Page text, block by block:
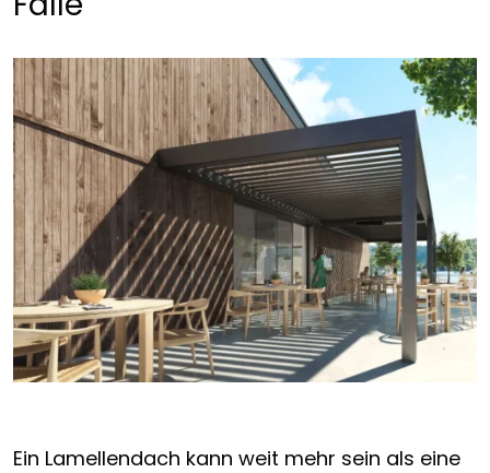
Ein Lamellendach kann weit mehr sein als eine